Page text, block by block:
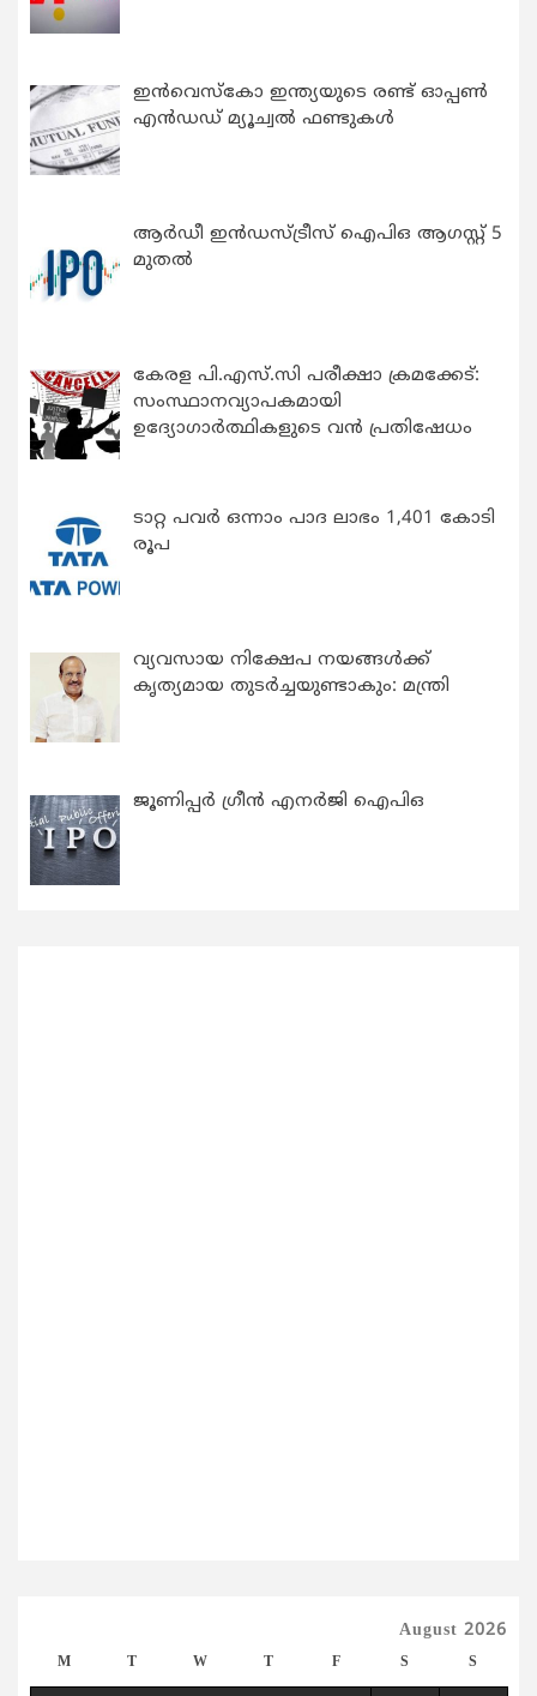
ഇന്‍വെസ്കോ ഇന്ത്യയുടെ രണ്ട് ഓപ്പണ്‍
എന്‍ഡഡ് മ്യൂച്വല്‍ ഫണ്ടുകള്‍
ആർഡീ ഇൻഡസ്ട്രീസ് ഐപിഒ ആഗസ്റ്റ് 5
മുതൽ
കേരള പി.എസ്.സി പരീക്ഷാ ക്രമക്കേട്:
സംസ്ഥാനവ്യാപകമായി
ഉദ്യോഗാര്‍ത്ഥികളുടെ വന്‍ പ്രതിഷേധം
ടാറ്റ പവർ ഒന്നാം പാദ ലാഭം 1,401 കോടി
രൂപ
വ്യവസായ നിക്ഷേപ നയങ്ങള്‍ക്ക്
കൃത്യമായ തുടര്‍ച്ചയുണ്ടാകും: മന്ത്രി
ജൂണിപ്പർ ഗ്രീൻ എനർജി ഐപിഒ
August 2026
M T W T F S S